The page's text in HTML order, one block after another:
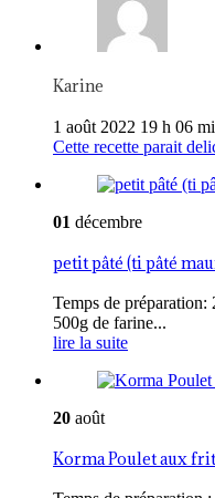
Karine
1 août 2022 19 h 06
Cette recette parait
01 décembre
petit pâté (ti pâté
Temps de
500g de farine...
lire la suite
20 août
Korma Poulet aux